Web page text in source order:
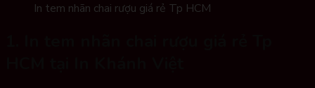
In tem nhãn chai rượu giá rẻ Tp HCM